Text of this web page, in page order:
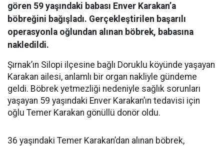
gören 59 yaşındaki babası Enver Karakan’a
böbreğini bağışladı. Gerçekleştirilen başarılı
operasyonla oğlundan alınan böbrek, babasına
nakledildi.
Şırnak’ın Silopi ilçesine bağlı Doruklu köyünde yaşayan
Karakan ailesi, anlamlı bir organ nakliyle gündeme
geldi. Böbrek yetmezliği nedeniyle sağlık sorunları
yaşayan 59 yaşındaki Enver Karakan’ın tedavisi için
oğlu Temer Karakan gönüllü donör oldu.
36 yaşındaki Temer Karakan’dan alınan böbrek,